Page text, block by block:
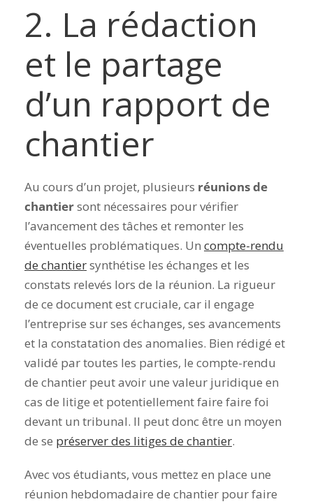
2. La rédaction
et le partage
d’un rapport de
chantier
Au cours d’un projet, plusieurs réunions de
chantiersont nécessaires pour vérifier
l’avancement des tâches et remonter les
éventuelles problématiques. Un compte-rendu
de chantiersynthétise les échanges et les
constats relevés lors de la réunion. La rigueur
de ce document est cruciale, car il engage
l’entreprise sur ses échanges, ses avancements
et la constatation des anomalies. Bien rédigé et
validé par toutes les parties, le compte-rendu
de chantier peut avoir une valeur juridique en
cas de litige et potentiellement faire faire foi
devant un tribunal. Il peut donc être un moyen
de se préserver des litiges de chantier.
Avec vos étudiants, vous mettez en place une
réunion hebdomadaire de chantier pour faire